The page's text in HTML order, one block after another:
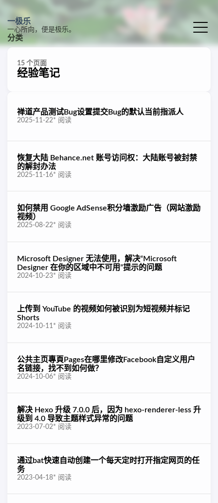
一极乐
一心所向，便是极乐。
分类
15 个页面
经验笔记
禅道产品测试Bug设置提交Bug的默认当前指派人
2025-11-22* 阅读
恢复大陆 Behance.net 账号访问权：大陆账号被封禁
的解封办法
2025-11-16* 阅读
如何禁用 Google AdSense积分墙激励广告（网站激励
视频）
2025-08-22* 阅读
Microsoft Designer 无法使用，解决“Microsoft
Designer 在你的区域中不可用”提示的问题
2024-10-23* 阅读
上传到 YouTube 的视频如何被识别为短视频并标记
Shorts
2024-10-11* 阅读
公共主页專頁Pages在哪里修改Facebook自定义用户
名链接，找不到如何做？
2024-10-06* 阅读
解决 Hexo 升级 7.0.0 后，因为 hexo-renderer-less 升
级到 4.0 导致主题样式异常的问题
2023-07-02* 阅读
通过bat快速自动创建一个每天定时打开指定网页的任
务
2023-04-18* 阅读